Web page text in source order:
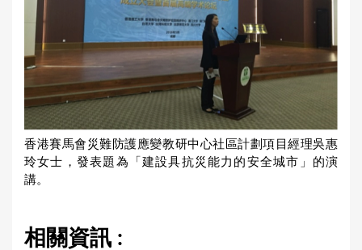
香港賽馬會災難防護應變教研中心社區計劃項目經理吳惠
玲女士，發表題為「建設具抗災能力的安全城市」的演
講。
相關資訊 :